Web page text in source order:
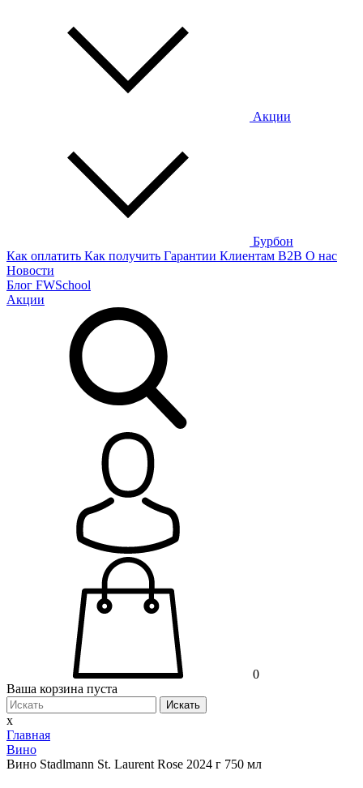
Акции
Бурбон
Как оплатить Как получить Гарантии Клиентам B2B О нас
Новости
Блог FWSchool
Акции
0
Ваша корзина пуста
Искать
x
Главная
Вино
Вино Stadlmann St. Laurent Rose 2024 г 750 мл